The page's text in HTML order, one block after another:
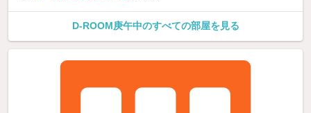
D-ROOM庚午中のすべての部屋を見る